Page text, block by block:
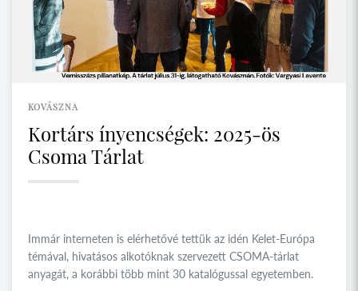
KOVÁSZNA
Kortárs ínyencségek: 2025-ös
Csoma Tárlat
Immár interneten is elérhetővé tettük az idén Kelet-Európa
témával, hivatásos alkotóknak szervezett CSOMA-tárlat
anyagát, a korábbi több mint 30 katalógussal egyetemben.